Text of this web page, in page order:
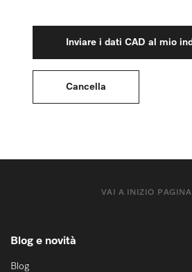
VAI A INIZIO PAGINA
Blog e novità
Blog